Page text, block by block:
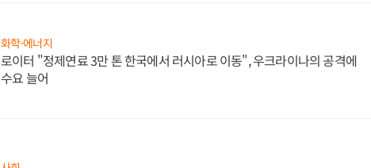
화학·에너지
로이터 "정제연료 3만 톤 한국에서 러시아로 이동", 우크라이나의 공격에
수요 늘어